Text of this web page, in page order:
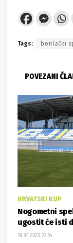
Tags: borilački
POVEZANI
HRVATSKI KUP
Nogometni
ugostit će isti
30.04.2025. 22:34